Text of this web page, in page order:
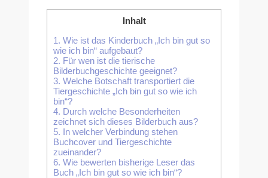
Inhalt
1. Wie ist das Kinderbuch „Ich bin gut so
wie ich bin“ aufgebaut?
2. Für wen ist die tierische
Bilderbuchgeschichte geeignet?
3. Welche Botschaft transportiert die
Tiergeschichte „Ich bin gut so wie ich
bin“?
4. Durch welche Besonderheiten
zeichnet sich dieses Bilderbuch aus?
5. In welcher Verbindung stehen
Buchcover und Tiergeschichte
zueinander?
6. Wie bewerten bisherige Leser das
Buch „Ich bin gut so wie ich bin“?